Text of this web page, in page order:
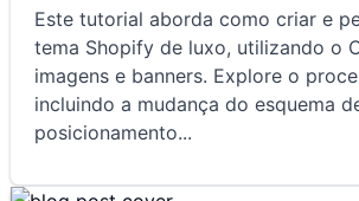
Este tutorial aborda como criar e
tema Shopify de luxo, utilizando o
imagens e banners. Explore o
incluindo a mudança do esquema
posicionamento...